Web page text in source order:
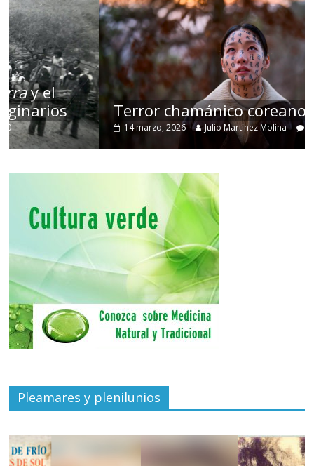
Terror chamánico coreano
14 marzo, 2026 Julio Martínez Molina 0
Pleamares y plenilunios